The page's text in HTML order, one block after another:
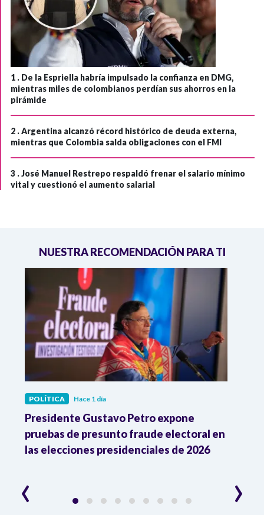
1 . De la Espriella habría impulsado la confianza en DMG,
mientras miles de colombianos perdían sus ahorros en la
pirámide
2 .Argentina alcanzó récord histórico de deuda externa,
mientras que Colombia salda obligaciones con el FMI
3 .José Manuel Restrepo respaldó frenar el salario mínimo
vital y cuestionó el aumento salarial
NUESTRA RECOMENDACIÓN PARA TI
POLÍTICA Hace 1 día
Presidente Gustavo Petro expone
pruebas de presunto fraude electoral en
las elecciones presidenciales de 2026
‹ ›